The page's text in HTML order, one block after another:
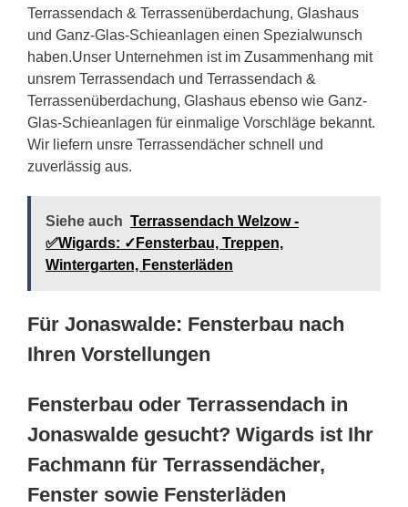
Terrassendach & Terrassenüberdachung, Glashaus
und Ganz-Glas-Schieanlagen einen Spezialwunsch
haben.Unser Unternehmen ist im Zusammenhang mit
unsrem Terrassendach und Terrassendach &
Terrassenüberdachung, Glashaus ebenso wie Ganz-
Glas-Schieanlagen für einmalige Vorschläge bekannt.
Wir liefern unsre Terrassendächer schnell und
zuverlässig aus.
Siehe auch Terrassendach Welzow -
✅Wigards: ✓Fensterbau, Treppen,
Wintergarten, Fensterläden
Für Jonaswalde: Fensterbau nach
Ihren Vorstellungen
Fensterbau oder Terrassendach in
Jonaswalde gesucht? Wigards ist Ihr
Fachmann für Terrassendächer,
Fenster sowie Fensterläden